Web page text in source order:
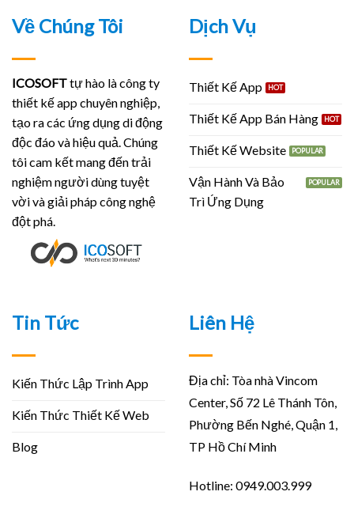
Về Chúng Tôi
ICOSOFTtự hào là công ty
thiết kế app chuyên nghiệp,
tạo ra các ứng dụng di động
độc đáo và hiệu quả. Chúng
tôi cam kết mang đến trải
nghiệm người dùng tuyệt
vời và giải pháp công nghệ
đột phá.
Dịch Vụ
Thiết Kế App
Thiết Kế App Bán Hàng
Thiết Kế Website
Vận Hành Và Bảo
Trì Ứng Dụng
Tin Tức
Kiến Thức Lập Trình App
Kiến Thức Thiết Kế Web
Blog
Liên Hệ
Địa chỉ: Tòa nhà Vincom
Center, Số 72 Lê Thánh Tôn,
Phường Bến Nghé, Quận 1,
TP Hồ Chí Minh
Hotline: 0949.003.999